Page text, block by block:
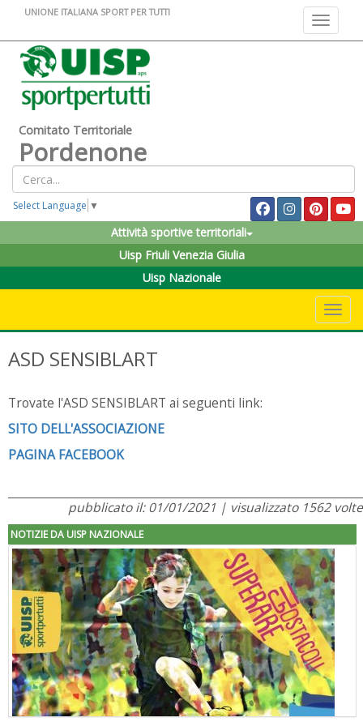
Toggle
UNIONE ITALIANA SPORT PER TUTTI
Comitato Territoriale
Pordenone
Select Language ▼
Attività sportive territoriali
Uisp Friuli Venezia Giulia
Uisp Nazionale
ASD SENSIBLART
Trovate l'ASD SENSIBLART ai seguenti link:
SITO DELL'ASSOCIAZIONE
PAGINA FACEBOOK
pubblicato il: 01/01/2021 | visualizzato 1562 volte
NOTIZIE DA UISP NAZIONALE